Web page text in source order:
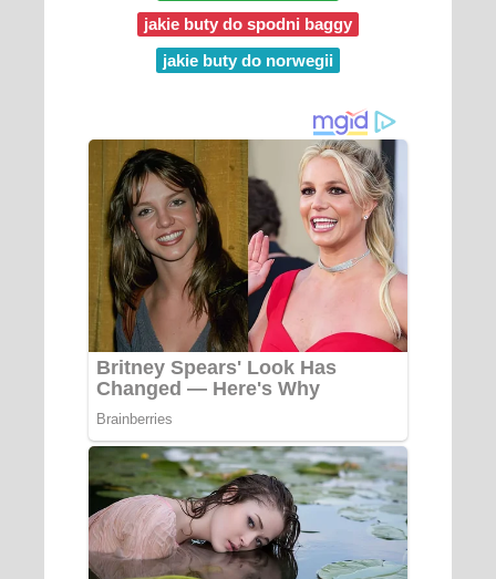
jakie buty do spodni baggy
jakie buty do norwegii